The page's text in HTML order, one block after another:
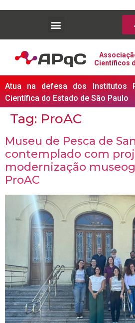
Científicos
Atua na defesa dos Institutos
Científica do Estado de São Paulo
Tag: ProAC
Museu de Pesca de
contemplado com
modernização
ProAC